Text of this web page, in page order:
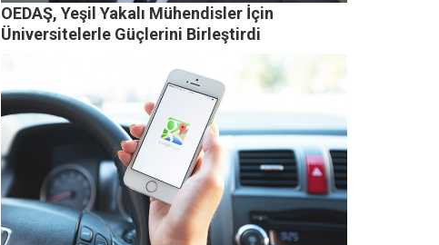
OEDAŞ, Yeşil Yakalı Mühendisler İçin
Üniversitelerle Güçlerini Birleştirdi